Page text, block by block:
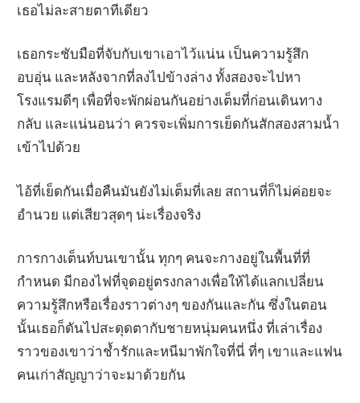
เธอไม่ละสายตาทีเดียว
เธอกระชับมือที่จับกับเขาเอาไว้แน่น เป็นความรู้สึก
อบอุ่น และหลังจากที่ลงไปข้างล่าง ทั้งสองจะไปหา
โรงแรมดีๆ เพื่อที่จะพักผ่อนกันอย่างเต็มที่ก่อนเดินทาง
กลับ และแน่นอนว่า ควรจะเพิ่มการเย็ดกันสักสองสามน้ำ
เข้าไปด้วย
ไอ้ที่เย็ดกันเมื่อคืนมันยังไม่เต็มที่เลย สถานที่ก็ไม่ค่อยจะ
อำนวย แต่เสียวสุดๆ น่ะเรื่องจริง
การกางเต็นท์บนเขานั้น ทุกๆ คนจะกางอยู่ในพื้นที่ที่
กำหนด มีกองไฟที่จุดอยู่ตรงกลางเพื่อให้ได้แลกเปลี่ยน
ความรู้สึกหรือเรื่องราวต่างๆ ของกันและกัน ซึ่งในตอน
นั้นเธอก็ดันไปสะดุดตากับชายหนุ่มคนหนึ่ง ที่เล่าเรื่อง
ราวของเขาว่าช้ำรักและหนีมาพักใจที่นี่ ที่ๆ เขาและแฟน
คนเก่าสัญญาว่าจะมาด้วยกัน